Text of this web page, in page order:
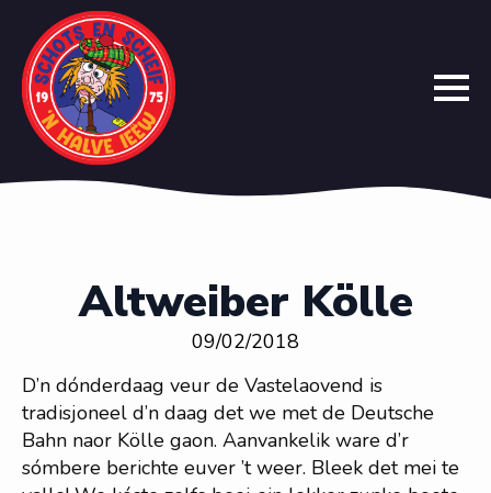
Altweiber Kölle
09/02/2018
D’n dónderdaag veur de Vastelaovend is
tradisjoneel d’n daag det we met de Deutsche
Bahn naor Kölle gaon. Aanvankelik ware d’r
sómbere berichte euver ’t weer. Bleek det mei te